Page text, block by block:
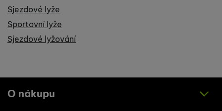
Sjezdové lyže
Sportovní lyže
Sjezdové lyžování
O nákupu